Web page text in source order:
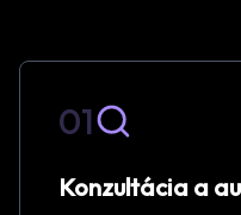
01
Konzultácia a